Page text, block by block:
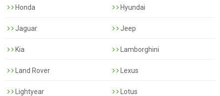
Honda Hyundai
Jaguar Jeep
Kia Lamborghini
Land Rover Lexus
Lightyear Lotus